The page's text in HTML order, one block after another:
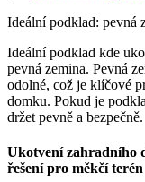
Ideální podklad: pevná
Ideální podklad kde
pevná zemina. Pevná
odolné, což je klíčové
domku. Pokud je
držet pevně a bezpečně.
Ukotvení zahradního
řešení pro měkčí terén